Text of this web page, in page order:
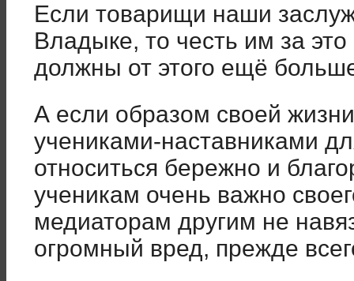
Если товарищи наши
Владыке, то честь им за
должны от этого ещё
А если образом своей
учениками-наставниками
относиться бережно и
ученикам очень важно
медиаторам другим не
огромный вред, прежде